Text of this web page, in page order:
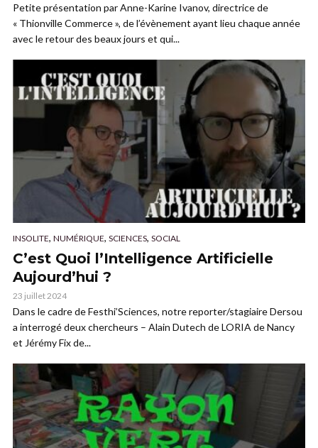
Petite présentation par Anne-Karine Ivanov, directrice de
« Thionville Commerce », de l’évènement ayant lieu chaque année
avec le retour des beaux jours et qui...
INSOLITE, NUMÉRIQUE, SCIENCES, SOCIAL
C’est Quoi l’Intelligence Artificielle
Aujourd’hui ?
23 juillet 2024
Dans le cadre de Festhi’Sciences, notre reporter/stagiaire Dersou
a interrogé deux chercheurs – Alain Dutech de LORIA de Nancy
et Jérémy Fix de...